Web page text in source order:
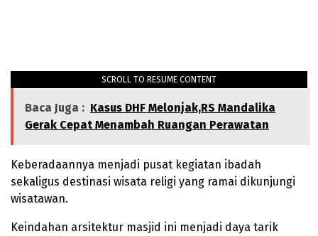
SCROLL TO RESUME CONTENT
Baca Juga : Kasus DHF Melonjak,RS Mandalika
Gerak Cepat Menambah Ruangan Perawatan
Keberadaannya menjadi pusat kegiatan ibadah
sekaligus destinasi wisata religi yang ramai dikunjungi
wisatawan.
Keindahan arsitektur masjid ini menjadi daya tarik